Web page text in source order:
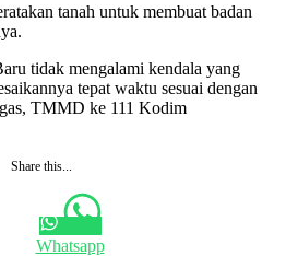
tanah untuk membuat badan
tidak mengalami kendala yang
tepat waktu sesuai dengan
TMMD ke 111 Kodim
Share this...
Whatsapp